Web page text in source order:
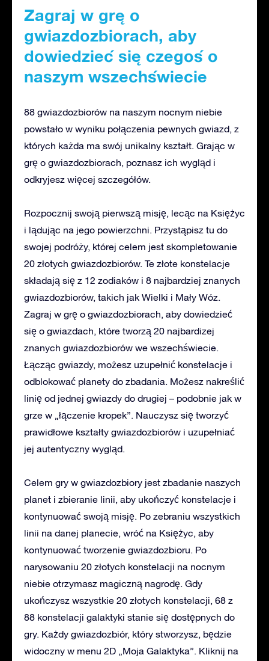
Zagraj w grę o
gwiazdozbiorach, aby
dowiedzieć się czegoś o
naszym wszechświecie
88 gwiazdozbiorów na naszym nocnym niebie
powstało w wyniku połączenia pewnych gwiazd, z
których każda ma swój unikalny kształt. Grając w
grę o gwiazdozbiorach, poznasz ich wygląd i
odkryjesz więcej szczegółów.
Rozpocznij swoją pierwszą misję, lecąc na Księżyc
i lądując na jego powierzchni. Przystąpisz tu do
swojej podróży, której celem jest skompletowanie
20 złotych gwiazdozbiorów. Te złote konstelacje
składają się z 12 zodiaków i 8 najbardziej znanych
gwiazdozbiorów, takich jak Wielki i Mały Wóz.
Zagraj w grę o gwiazdozbiorach, aby dowiedzieć
się o gwiazdach, które tworzą 20 najbardizej
znanych gwiazdozbiorów we wszechświecie.
Łącząc gwiazdy, możesz uzupełnić konstelacje i
odblokować planety do zbadania. Możesz nakreślić
linię od jednej gwiazdy do drugiej – podobnie jak w
grze w „łączenie kropek”. Nauczysz się tworzyć
prawidłowe kształty gwiazdozbiorów i uzupełniać
jej autentyczny wygląd.
Celem gry w gwiazdozbiory jest zbadanie naszych
planet i zbieranie linii, aby ukończyć konstelacje i
kontynuować swoją misję. Po zebraniu wszystkich
linii na danej planecie, wróć na Księżyc, aby
kontynuować tworzenie gwiazdozbioru. Po
narysowaniu 20 złotych konstelacji na nocnym
niebie otrzymasz magiczną nagrodę. Gdy
ukończysz wszystkie 20 złotych konstelacji, 68 z
88 konstelacji galaktyki stanie się dostępnych do
gry. Każdy gwiazdozbiór, który stworzysz, będzie
widoczny w menu 2D „Moja Galaktyka”. Kliknij na